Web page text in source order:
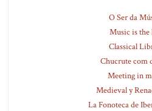
O Ser da
Music is the
Classical
Chucrute com
Meeting in
Medieval y
La Fonoteca de